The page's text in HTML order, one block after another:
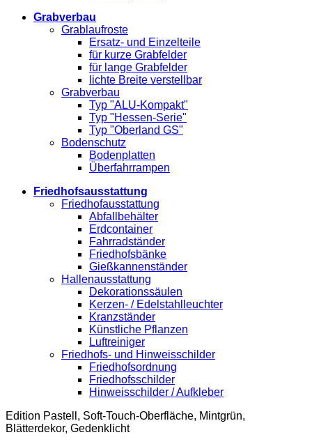
Grabverbau
Grablaufroste
Ersatz- und Einzelteile
für kurze Grabfelder
für lange Grabfelder
lichte Breite verstellbar
Grabverbau
Typ "ALU-Kompakt"
Typ "Hessen-Serie"
Typ "Oberland GS"
Bodenschutz
Bodenplatten
Überfahrrampen
Friedhofsausstattung
Friedhofausstattung
Abfallbehälter
Erdcontainer
Fahrradständer
Friedhofsbänke
Gießkannenständer
Hallenausstattung
Dekorationssäulen
Kerzen- / Edelstahlleuchter
Kranzständer
Künstliche Pflanzen
Luftreiniger
Friedhofs- und Hinweisschilder
Friedhofsordnung
Friedhofsschilder
Hinweisschilder / Aufkleber
Edition Pastell, Soft-Touch-Oberfläche, Mintgrün,
Blätterdekor, Gedenklicht